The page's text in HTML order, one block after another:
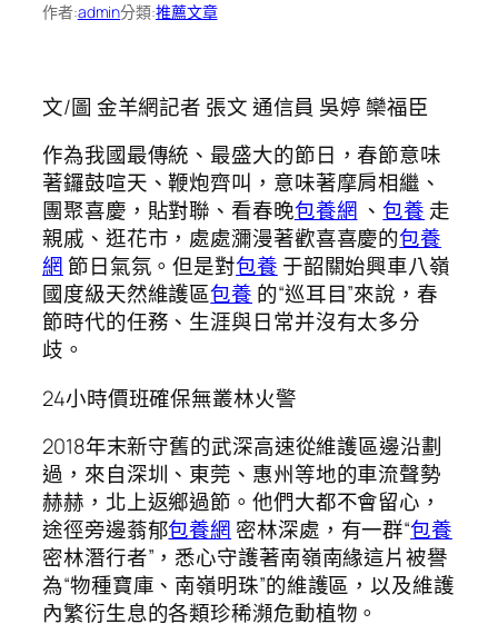
作者:admin分類:推薦文章
文/圖 金羊網記者 張文 通信員 吳婷 欒福臣
作為我國最傳統、最盛大的節日，春節意味
著鑼鼓喧天、鞭炮齊叫，意味著摩肩相繼、
團聚喜慶，貼對聯、看春晚包養網 、包養走
親戚、逛花市，處處瀰漫著歡喜喜慶的包養
網 節日氣氛。但是對包養 于韶關始興車八嶺
國度級天然維護區包養 的“巡耳目”來說，春
節時代的任務、生涯與日常并沒有太多分
歧。
24小時價班確保無叢林火警
2018年末新守舊的武深高速從維護區邊沿劃
過，來自深圳、東莞、惠州等地的車流聲勢
赫赫，北上返鄉過節。他們大都不會留心，
途徑旁邊蓊郁包養網 密林深處，有一群“包養
密林潛行者”，悉心守護著南嶺南緣這片被譽
為“物種寶庫、南嶺明珠”的維護區，以及維護
內繁衍生息的各類珍稀瀕危動植物。